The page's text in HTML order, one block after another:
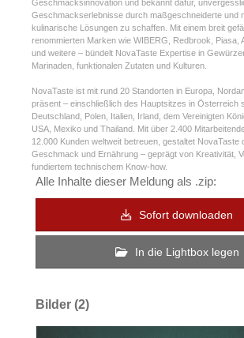
Geschmacksinnovation und bekannt dafür,
Geschmackserlebnisse durch maßgeschneiderte und
kulinarische Lösungen zu schaffen. Mit einem breit
renommierten Marken wie WIBERG, Redbrook, Piasa,
und weitere – bündelt NovaTaste Expertise in
Marinaden, funktionalen Zutaten und Kulturen.
NovaTaste ist mit rund 20 Standorten in Europa,
präsent – einschließlich des Hauptsitzes in Österreich
Deutschland, Polen, Italien, Irland, dem Vereinigten
USA, Mexiko und Thailand. Mit über 2.400
12.000 Kunden weltweit betreuen, gestaltet NovaTaste
Geschmack und Ernährung – geprägt von Kreativität,
fundiertem technischem Know-how.
Alle Inhalte dieser Meldung als .zip:
Sofort downloaden
In die Lightbox legen
Bilder (2)